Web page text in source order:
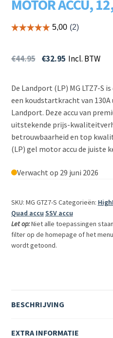
MOTOR ACCU,
€44.95 €32.95 Incl. BTW
De Landport (LP) MG LTZ7-S
een koudstartkracht van 130A
Landport. Deze accu van
uitstekende prijs-
betrouwbaarheid en top
(LP) gel motor accu de juiste
Verwacht op 29 juni 2026
SKU: MG GTZ7-S Categorieën:
Quad accu SSV accu
Let op:Niet alle toepassingen
filter op de homepage of het
wordt getoond.
BESCHRIJVING
EXTRA INFORMATIE